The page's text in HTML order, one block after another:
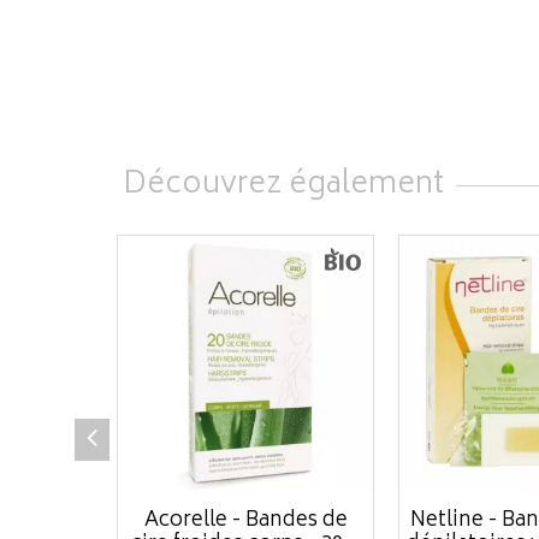
Découvrez également
Acorelle - Bandes de Netline -